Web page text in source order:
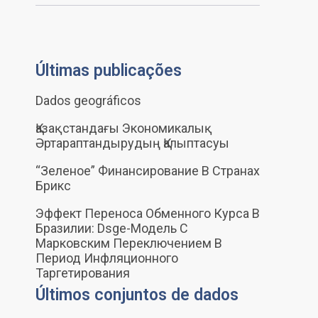
Últimas publicações
Dados geográficos
Қазақстандағы Экономикалық
Әртараптандырудың Қалыптасуы
“Зеленое” Финансирование В Странах
Брикс
Эффект Переноса Обменного Курса В
Бразилии: Dsge-Модель С
Марковским Переключением В
Период Инфляционного
Таргетирования
Últimos conjuntos de dados